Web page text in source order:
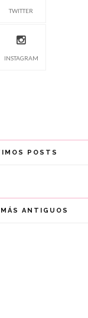
TWITTER
INSTAGRAM
POSTS
ANTIGUOS